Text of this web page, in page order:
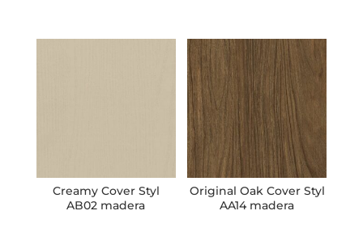
Creamy Cover Styl
AB02 madera
Original Oak Cover Styl
AA14 madera